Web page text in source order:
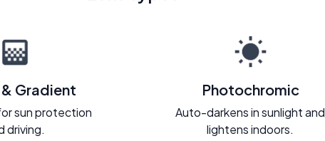
Gradient
sun protection
driving.
Photochromic
Auto-darkens in sunlight and
lightens indoors.